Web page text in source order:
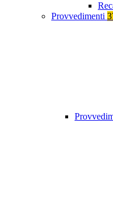
Provvedimenti